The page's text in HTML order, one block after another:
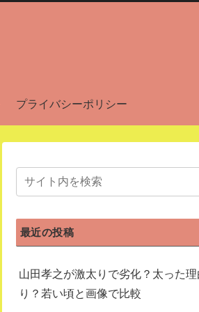
プライバシーポリシー
最近の投稿
山田孝之が激太りで劣化？太った
り？若い頃と画像で比較